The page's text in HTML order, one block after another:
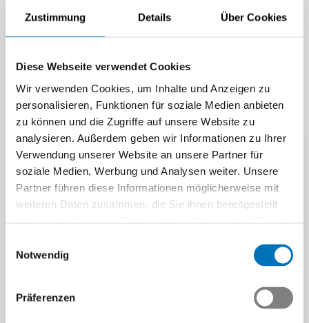
Zustimmung Details Über Cookies
Diese Webseite verwendet Cookies
Wir verwenden Cookies, um Inhalte und Anzeigen zu
personalisieren, Funktionen für soziale Medien anbieten
zu können und die Zugriffe auf unsere Website zu
analysieren. Außerdem geben wir Informationen zu Ihrer
Verwendung unserer Website an unsere Partner für
soziale Medien, Werbung und Analysen weiter. Unsere
Partner führen diese Informationen möglicherweise mit
weiteren Daten zusammen, die Sie ihnen bereitgestellt
Notwendig
Präferenzen
Hormuz treiben die Preise für